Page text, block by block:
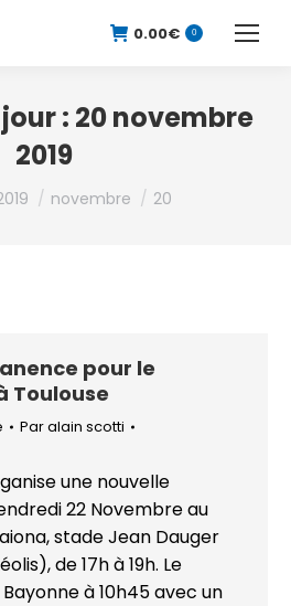
0.00€ 0
: 20 novembre
2019
: novembre 20
pour le
Toulouse
Paralain scotti
une nouvelle
22 Novembre au
stade Jean Dauger
de 17h à 19h. Le
à 10h45 avec un